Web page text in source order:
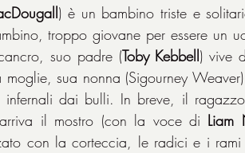
) è un bambino triste e
troppo giovane per essere un
suo padre (Toby Kebbell) vive
sua nonna (Sigourney
infernali dai bulli. In breve, il
il mostro (con la voce di Liam
con la corteccia, le radici e i